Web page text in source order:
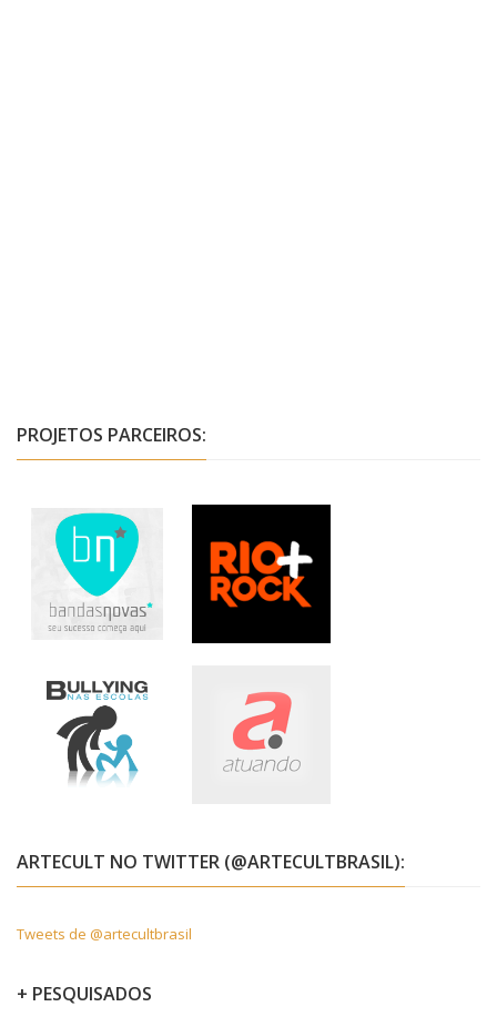
PROJETOS PARCEIROS:
ARTECULT NO TWITTER (@ARTECULTBRASIL):
Tweets de @artecultbrasil
+ PESQUISADOS